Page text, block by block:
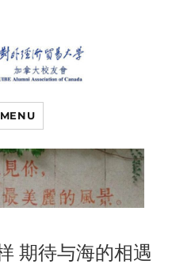
济贸易
拿大校
会
MENU
期待与海的相遇